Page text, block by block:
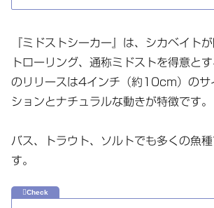
『ミドストシーカー』は、シカベイト
トローリング、通称ミドストを得意と
のリリースは4インチ（約10cm）のサ
ションとナチュラルな動きが特徴です。
バス、トラウト、ソルトでも多くの魚
す。